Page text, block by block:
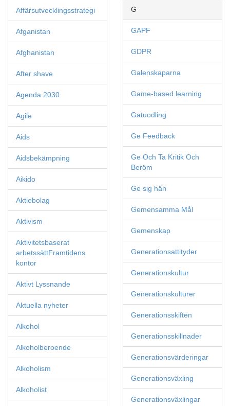
Affärsutvecklingsstrategi
Afganistan
Afghanistan
After shave
Agenda 2030
Agile
Aids
Aidsbekämpning
Aikido
Aktiebolag
Aktivism
Aktivitetsbaserat
arbetssättFramtidens
kontor
Aktivt Lyssnande
Aktuella nyheter
Alkohol
Alkoholberoende
Alkoholism
Alkoholist
G
GAPF
GDPR
Galenskaparna
Game-based learning
Gatuodling
Ge Feedback
Ge Och Ta Kritik Och
Beröm
Ge sig hän
Gemensamma Mål
Gemenskap
Generationsattityder
Generationskultur
Generationskulturer
Generationsskiften
Generationsskillnader
Generationsvärderingar
Generationsväxling
Generationsväxlingar